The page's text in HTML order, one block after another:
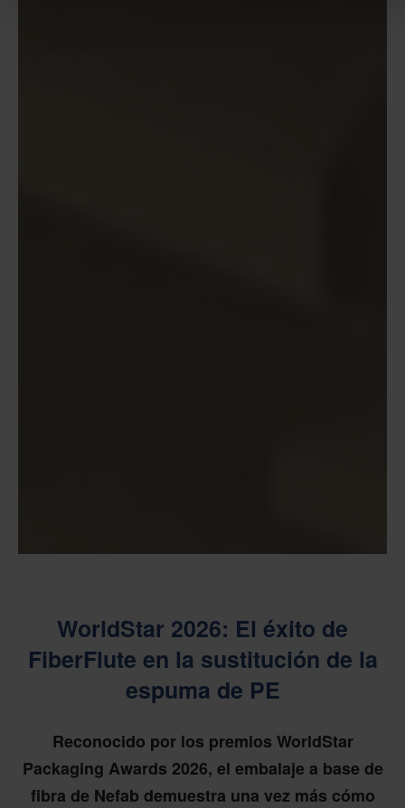
WorldStar 2026: El éxito de
FiberFlute en la sustitución de la
espuma de PE
Reconocido por los premios WorldStar
Packaging Awards 2026, el embalaje a base de
fibra de Nefab demuestra una vez más cómo